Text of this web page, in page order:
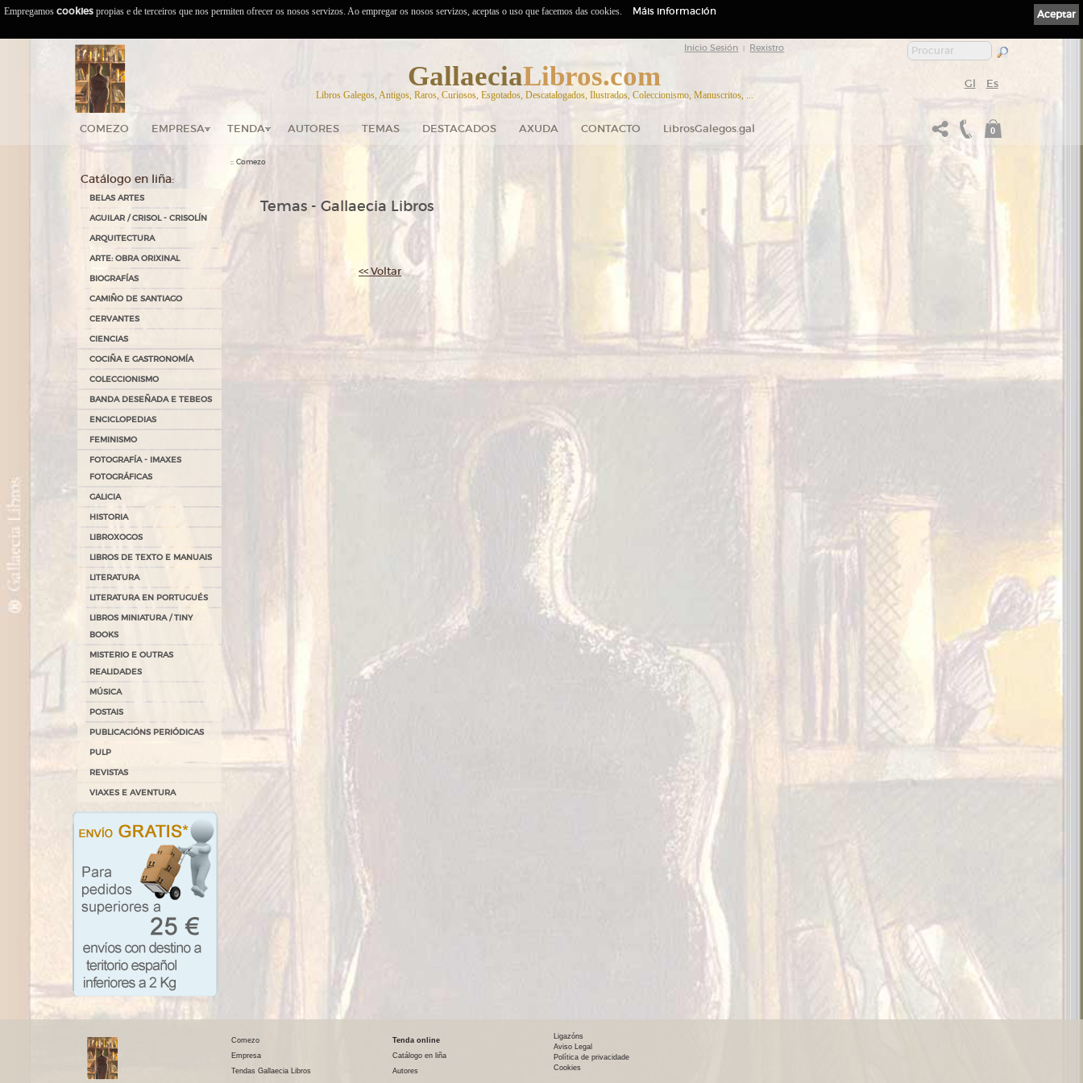
Inicio Sesión Rexistro
GallaeciaLibros.com
Libros Galegos, Antigos, Raros, Curiosos, Esgotados, Descatalogados, Ilustrados, Coleccionismo, Manuscritos, ...
Gl Es
COMEZO EMPRESA TENDA AUTORES TEMAS DESTACADOS AXUDA CONTACTO LibrosGalegos.gal 0
Catálogo en liña:
BELAS ARTES
AGUILAR / CRISOL - CRISOLÍN
ARQUITECTURA
ARTE: OBRA ORIXINAL
BIOGRAFÍAS
CAMIÑO DE SANTIAGO
CERVANTES
CIENCIAS
COCIÑA E GASTRONOMÍA
COLECCIONISMO
BANDA DESEÑADA E TEBEOS
ENCICLOPEDIAS
FEMINISMO
FOTOGRAFÍA - IMAXES
FOTOGRÁFICAS
GALICIA
HISTORIA
LIBROXOGOS
LIBROS DE TEXTO E MANUAIS
LITERATURA
LITERATURA EN PORTUGUÉS
LIBROS MINIATURA / TINY
BOOKS
MISTERIO E OUTRAS
REALIDADES
MÚSICA
POSTAIS
PUBLICACIÓNS PERIÓDICAS
PULP
REVISTAS
VIAXES E AVENTURA
:: Comezo
Temas - Gallaecia Libros
<< Voltar
Comezo
Empresa
Tendas Gallaecia Libros
Tenda online
Catálogo en liña
Autores
Ligazóns
Aviso Legal
Política de privacidade
Cookies
Aceptar
Empregamos cookies propias e de terceiros que nos permiten ofrecer os nosos servizos. Ao empregar os nosos servizos, aceptas o uso que facemos das cookies. Máis información